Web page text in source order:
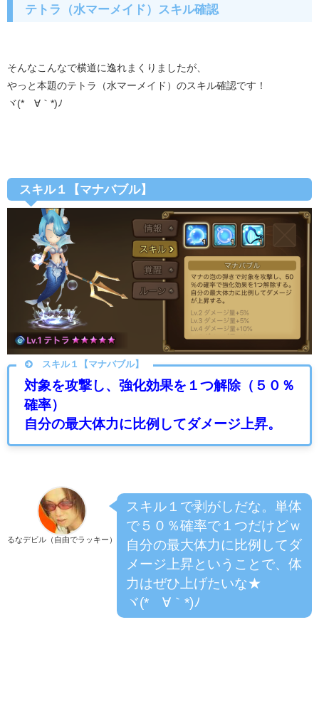
テトラ（水マーメイド）スキル確認
そんなこんなで横道に逸れまくりましたが、
やっと本題のテトラ（水マーメイド）のスキル確認です！
ヾ(*´∀｀*)ﾉ
スキル１【マナバブル】
スキル１【マナバブル】
対象を攻撃し、強化効果を１つ解除（５０％
確率）
自分の最大体力に比例してダメージ上昇。
るなデビル（自由でラッキー）
スキル１で剥がしだな。単体
で５０％確率で１つだけどｗ
自分の最大体力に比例してダ
メージ上昇ということで、体
力はぜひ上げたいな★
ヾ(*´∀｀*)ﾉ